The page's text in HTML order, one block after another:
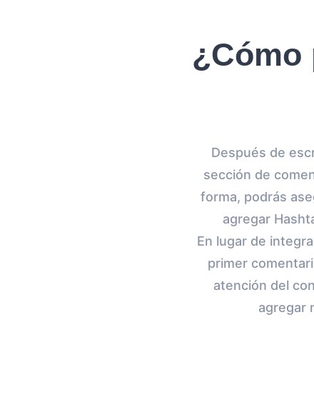
¿Cómo
Después de
sección de
forma, podrás
agregar
En lugar de
primer
atención del
agregar